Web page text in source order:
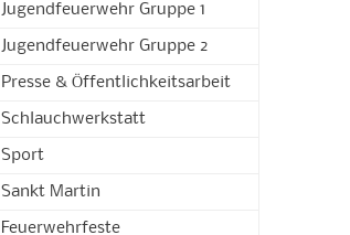
Jugendfeuerwehr Gruppe 1
Jugendfeuerwehr Gruppe 2
Presse & Öffentlichkeitsarbeit
Schlauchwerkstatt
Sport
Sankt Martin
Feuerwehrfeste